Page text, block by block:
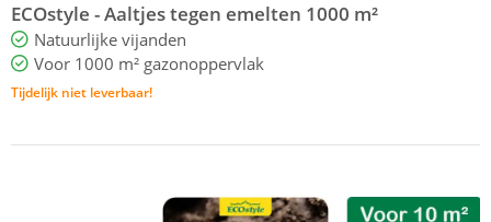
ECOstyle - Aaltjes tegen emelten 1000 m²
Natuurlijke vijanden
Voor 1000 m² gazonoppervlak
Tijdelijk niet leverbaar!